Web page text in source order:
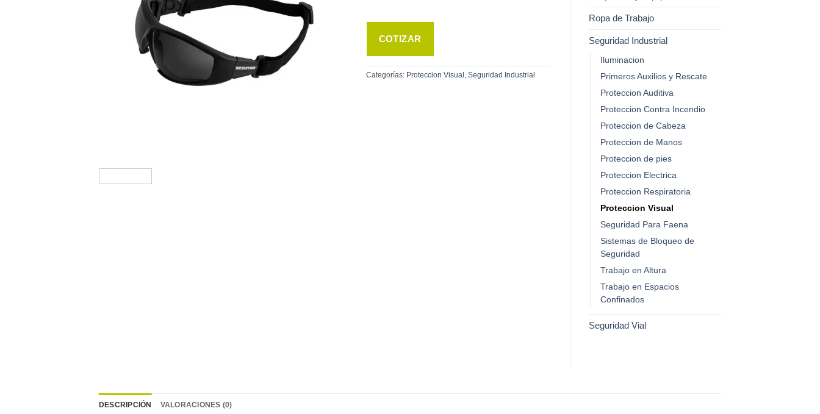
COTIZAR
Categorías: Proteccion Visual , Seguridad Industrial
Ropa de Trabajo
Seguridad Industrial
Iluminacion
Primeros Auxilios y Rescate
Proteccion Auditiva
Proteccion Contra Incendio
Proteccion de Cabeza
Proteccion de Manos
Proteccion de pies
Proteccion Electrica
Proteccion Respiratoria
Proteccion Visual
Seguridad Para Faena
Sistemas de Bloqueo de
Seguridad
Trabajo en Altura
Trabajo en Espacios
Confinados
Seguridad Vial
DESCRIPCIÓN VALORACIONES (0)